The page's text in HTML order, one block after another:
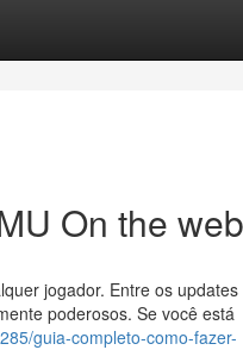
On the web
jogador. Entre os updates
poderosos. Se você está
guia-completo-como-fazer-